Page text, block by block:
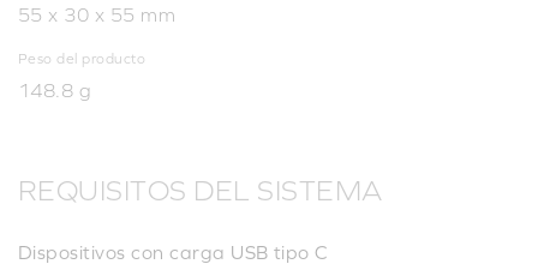
55 x 30 x 55 mm
Peso del producto
148.8 g
REQUISITOS DEL SISTEMA
Dispositivos con carga USB tipo C